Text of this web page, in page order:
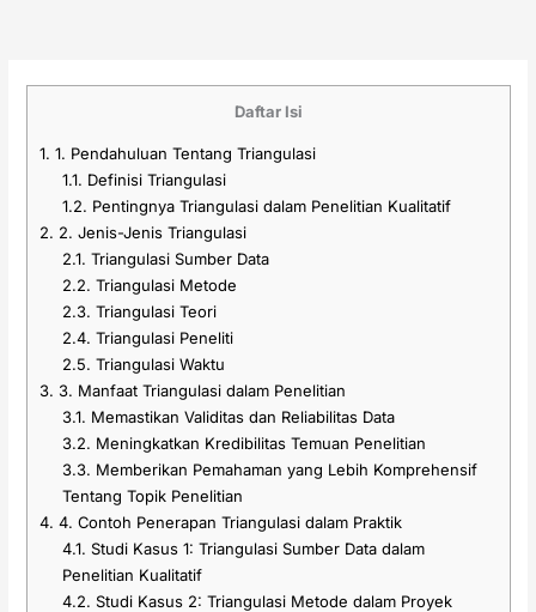
Daftar Isi
1. 1. Pendahuluan Tentang Triangulasi
1.1. Definisi Triangulasi
1.2. Pentingnya Triangulasi dalam Penelitian Kualitatif
2. 2. Jenis-Jenis Triangulasi
2.1. Triangulasi Sumber Data
2.2. Triangulasi Metode
2.3. Triangulasi Teori
2.4. Triangulasi Peneliti
2.5. Triangulasi Waktu
3. 3. Manfaat Triangulasi dalam Penelitian
3.1. Memastikan Validitas dan Reliabilitas Data
3.2. Meningkatkan Kredibilitas Temuan Penelitian
3.3. Memberikan Pemahaman yang Lebih Komprehensif
Tentang Topik Penelitian
4. 4. Contoh Penerapan Triangulasi dalam Praktik
4.1. Studi Kasus 1: Triangulasi Sumber Data dalam
Penelitian Kualitatif
4.2. Studi Kasus 2: Triangulasi Metode dalam Proyek